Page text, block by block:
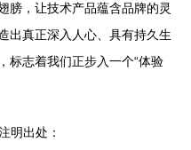
膀，让技术产品蕴含品牌的灵
出真正深入人心、具有持久生
标志着我们正步入一个“体验
明出处：